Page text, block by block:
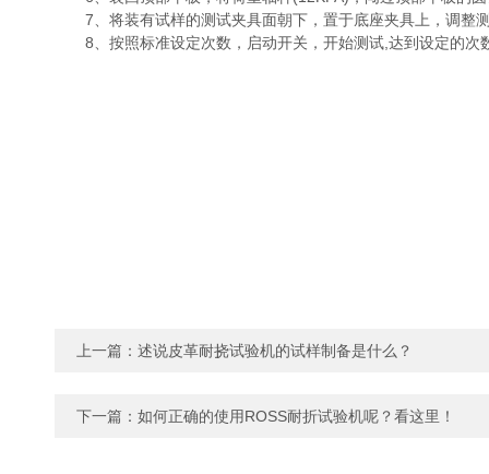
7、将装有试样的测试夹具面朝下，置于底座夹具上，调整
8、按照标准设定次数，启动开关，开始测试,达到设定的次
上一篇： 述说皮革耐挠试验机的试样制备是什么？
下一篇： 如何正确的使用ROSS耐折试验机呢？看这里！